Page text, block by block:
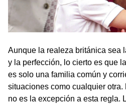
Aunque la realeza británica sea
y la perfección, lo cierto es que
es solo una familia común y
situaciones como cualquier otra.
no es la excepción a esta regla.